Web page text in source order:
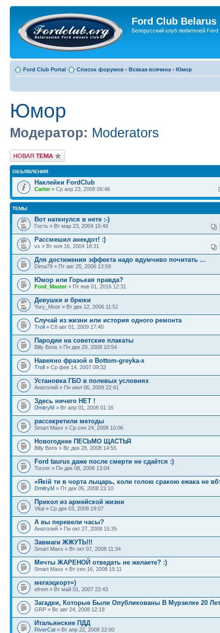
Ford Club Belarus
Белорусский клуб любителей Ford
Ford Club Portal Список форумов ‹ Всякая всячина ‹ Юмор
Юмор
Модератор: Moderators
Новая тема
ОБЪЯВЛЕНИЯ
Наклейки FordClub
Carter» Ср апр 23, 2008 09:46
ТЕМЫ
Вот наткнулся в нете :-)
Гость » Вт мар 23, 2004 15:49
Рассмешил анекдот! :)
vx » Вт ноя 16, 2004 18:31
Для достижения эффекта надо вдумчиво почитать ...
Dima79 » Пт авг 25, 2006 13:59
Юмор или Горькая правда?
Ford_Master» Пт янв 01, 2016 12:31
Девушки и брюки
Yury_Moor » Вт дек 12, 2006 11:51
Случай из жизни или история одного ремонта
Troll » Сб авг 01, 2009 17:40
Пародии на советские плакаты
Billy Bons » Пн дек 29, 2008 10:54
Навеяно фразой о Bottom-greyka-x
Troll » Ср фев 14, 2007 09:32
Установка ГБО в полевых условиях
Анатолий » Пн июл 06, 2009 22:41
Здесь ничего НЕТ !
DmitryM » Вт апр 01, 2008 01:16
рассекретили методы
Smart Maxx » Ср сен 24, 2008 10:06
Новогоднее ПЕСЬМО ЩАСТЬЯ
Billy Bons » Вс дек 28, 2008 14:55
Ford taurus даже после смерти не сдаётся :)
Torzer » Пн дек 08, 2008 13:04
«Якiй ти в чорта лыцарь, коли голою сракою ежака не
DmitryM » Пт дек 05, 2008 23:10
Прикол из армейской жизни
Vital » Ср дек 03, 2008 19:07
А вы перевели часы?
Анатолий » Пн окт 27, 2008 15:35
Завмаги ЖЖУТЬ!!!
Smart Maxx » Вт окт 07, 2008 11:34
Мечты ЖАРЕНОЙ отведать не желаете? :)
Smart Maxx » Вт сен 16, 2008 15:11
мегаэцкорт=)
efrem » Вт май 01, 2007 22:43
Загадки, Которые Были Опубликованы В Мурзилке 20
GRP » Вс авг 24, 2008 12:18
Итальянские ПДД
RiverCat » Вт апр 22, 2008 22:00